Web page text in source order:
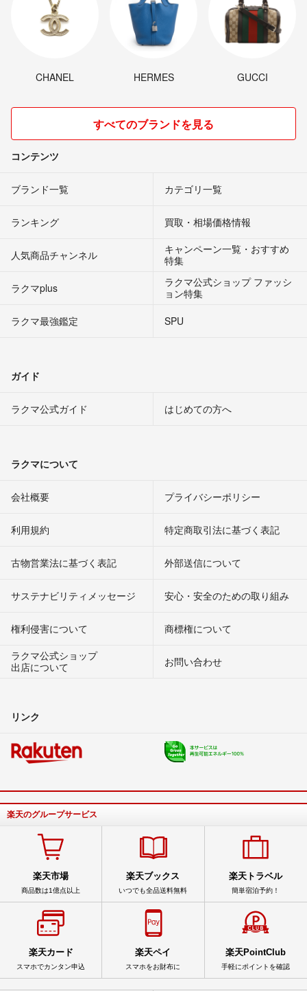
CHANEL HERMES GUCCI
すべてのブランドを見る
コンテンツ
ブランド一覧 カテゴリ一覧
ランキング 買取・相場価格情報
人気商品チャンネル
キャンペーン一覧・おすすめ
特集
ラクマplus
ラクマ公式ショップ ファッシ
ョン特集
ラクマ最強鑑定
SPU
ガイド
ラクマ公式ガイド はじめての方へ
ラクマについて
会社概要 プライバシーポリシー
利用規約 特定商取引法に基づく表記
古物営業法に基づく表記 外部送信について
サステナビリティメッセージ 安心・安全のための取り組み
権利侵害について
商標権について
ラクマ公式ショップ
出店について
お問い合わせ
リンク
楽天のグループサービス
楽天市場
商品数は1億点以上
楽天ブックス
いつでも全品送料無料
楽天トラベル
簡単宿泊予約！
楽天カード
スマホでカンタン申込
楽天ペイ
スマホをお財布に
楽天PointClub
手軽にポイントを確認